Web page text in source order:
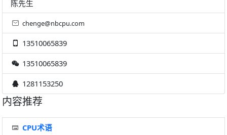
陈先生
chenge@nbcpu.com
13510065839
13510065839
1281153250
内容推荐
CPU术语